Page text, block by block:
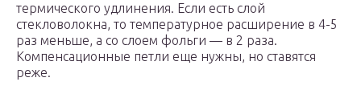
термического удлинения. Если есть слой
стекловолокна, то температурное расширение в 4-5
раз меньше, а со слоем фольги — в 2 раза.
Компенсационные петли еще нужны, но ставятся
реже.